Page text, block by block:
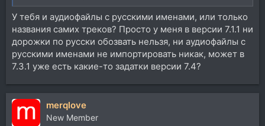
У тебя и аудиофайлы с русскими именами, или только
названия самих треков? Просто у меня в версии 7.1.1 ни
дорожки по русски обозвать нельзя, ни аудиофайлы с
русскими именами не импортировать никак, может в
7.3.1 уже есть какие-то задатки версии 7.4?
merqlove
New Member